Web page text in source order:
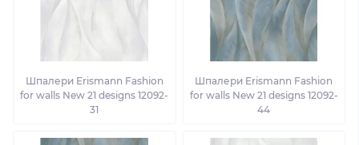
Шпалери Erismann Fashion
for walls New 21 designs 12092-
31
Шпалери Erismann Fashion
for walls New 21 designs 12092-
44